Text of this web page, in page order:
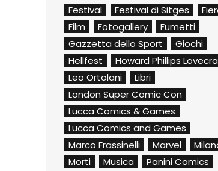
Festival
Festival di Sitges
Film
Fotogallery
Fumetti
Gazzetta dello Sport
Giochi
Hellfest
Howard Phillips
Leo Ortolani
Libri
London Super Comic Con
Lucca Comics & Games
Lucca Comics and Games
Marco Frassinelli
Marvel
Morti
Musica
Panini Comics